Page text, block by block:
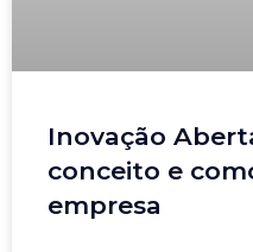
Inovação
conceito e
empresa